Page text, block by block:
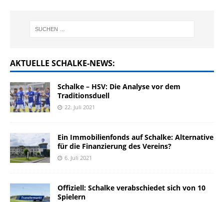
AKTUELLE SCHALKE-NEWS:
Schalke – HSV: Die Analyse vor dem
Traditionsduell
22. Juli 2021
Ein Immobilienfonds auf Schalke: Alternative
für die Finanzierung des Vereins?
6. Juli 2021
Offiziell: Schalke verabschiedet sich von 10
Spielern